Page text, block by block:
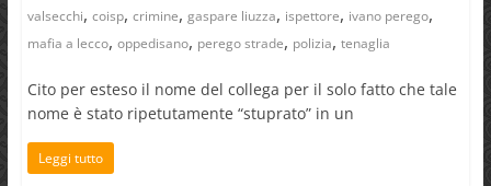
valsecchi, coisp, crimine, gaspare liuzza, ispettore, ivano perego,
mafia a lecco, oppedisano, perego strade, polizia, tenaglia
Cito per esteso il nome del collega per il solo fatto che tale
nome è stato ripetutamente “stuprato” in un
Leggi tutto